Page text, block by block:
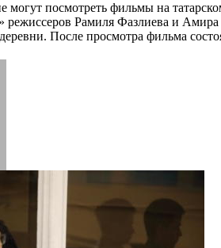
посмотреть фильмы на
режиссеров Рамиля Фазлиева и
После просмотра фильма